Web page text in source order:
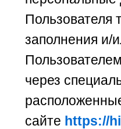
Пользователя
заполнения и/
через
сайте https://